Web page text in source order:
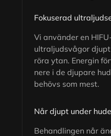
Fokuserad
Vi använder en
ultraljudsvågor
röra ytan. Energin
nere i de djupare
behövs som mest.
Når djupt under
Behandlingen når